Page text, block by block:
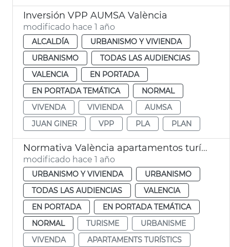
Inversión VPP AUMSA València
modificado hace 1 año
ALCALDÍA
URBANISMO Y VIVIENDA
URBANISMO
TODAS LAS AUDIENCIAS
VALENCIA
EN PORTADA
EN PORTADA TEMÁTICA
NORMAL
VIVENDA
VIVIENDA
AUMSA
JUAN GINER
VPP PLA PLAN
Normativa València apartamentos turísticos
modificado hace 1 año
URBANISMO Y VIVIENDA
URBANISMO
TODAS LAS AUDIENCIAS
VALENCIA
EN PORTADA
EN PORTADA TEMÁTICA
NORMAL
TURISME
URBANISME
VIVENDA
APARTAMENTS TURÍSTICS